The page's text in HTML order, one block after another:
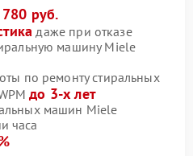
780 руб.
даже при отказе
машину Miele
по ремонту стиральных
до 3-х лет
машин Miele
часа